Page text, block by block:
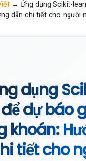
→ Ứng dụng Scikit-
dẫn chi tiết cho người
dụng
dự báo
khoán:
tiết cho